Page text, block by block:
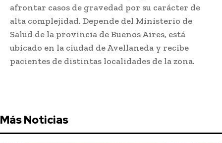
afrontar casos de gravedad por su carácter de
alta complejidad. Depende del Ministerio de
Salud de la provincia de Buenos Aires, está
ubicado en la ciudad de Avellaneda y recibe
pacientes de distintas localidades de la zona.
Más Noticias